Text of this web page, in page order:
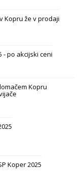
Kopru že v prodaji
- po akcijski ceni
Kopru
Koper 2025